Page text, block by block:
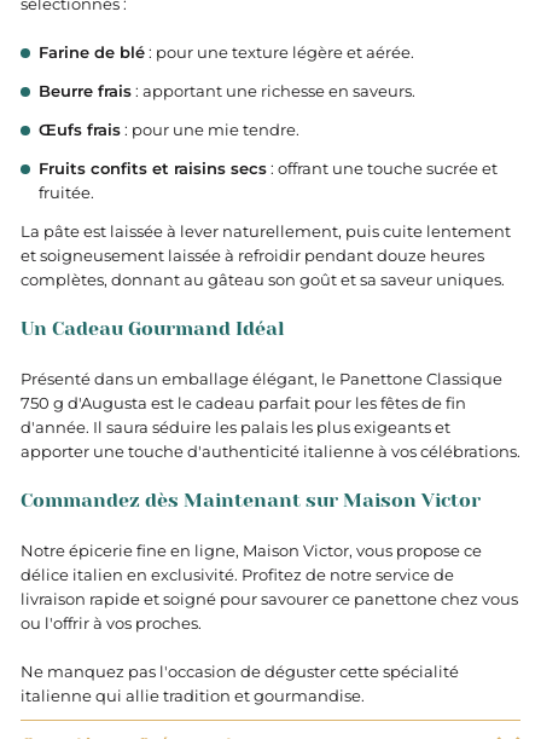
Farine de blé: pour une texture légère et aérée.
Beurre frais: apportant une richesse en saveurs.
Œufs frais: pour une mie tendre.
Fruits confits et raisins secs: offrant une touche sucrée et
fruitée.
La pâte est laissée à lever naturellement, puis cuite lentement
et soigneusement laissée à refroidir pendant douze heures
complètes, donnant au gâteau son goût et sa saveur uniques.
Un Cadeau Gourmand Idéal
Présenté dans un emballage élégant, le Panettone Classique
750 g d'Augusta est le cadeau parfait pour les fêtes de fin
d'année. Il saura séduire les palais les plus exigeants et
apporter une touche d'authenticité italienne à vos célébrations.
Commandez dès Maintenant sur Maison Victor
Notre épicerie fine en ligne, Maison Victor, vous propose ce
délice italien en exclusivité. Profitez de notre service de
livraison rapide et soigné pour savourer ce panettone chez vous
ou l'offrir à vos proches.
Ne manquez pas l'occasion de déguster cette spécialité
italienne qui allie tradition et gourmandise.